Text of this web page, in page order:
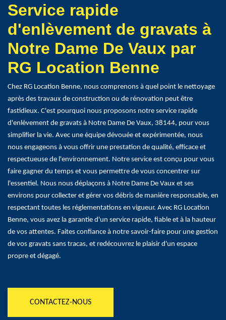
Service rapide
d'enlèvement de gravats à
Notre Dame De Vaux par
RG Location Benne
Chez RG Location Benne, nous comprenons à quel point le nettoyage
après des travaux de construction ou de rénovation peut être
fastidieux. C'est pourquoi nous proposons notre service rapide
d'enlèvement de gravats à Notre Dame De Vaux, 38144, pour vous
simplifier la vie. Avec une équipe dévouée et expérimentée, nous
nous engageons à vous offrir une prestation de qualité, efficace et
respectueuse de l'environnement. Notre service est conçu pour vous
faire gagner du temps et vous permettre de vous concentrer sur
l'essentiel. Nous nous déplaçons à Notre Dame De Vaux et ses
environs pour collecter et gérer vos débris de manière responsable, en
respectant toutes les réglementations en vigueur. Avec RG Location
Benne, vous avez la garantie d'un service rapide, fiable et à la hauteur
de vos attentes. Faites confiance à notre savoir-faire pour une gestion
de vos gravats sans tracas, et redécouvrez le plaisir d'un espace
propre et dégagé.
CONTACTEZ-NOUS